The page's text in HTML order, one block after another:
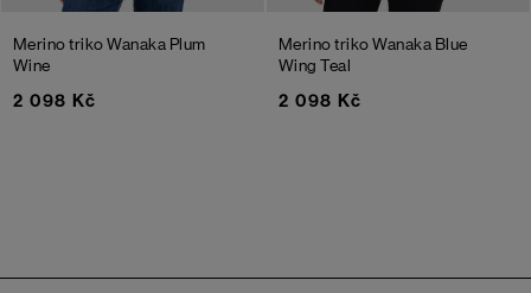
Merino triko Wanaka Plum
Wine
2 098 Kč
Merino triko Wanaka Blue
Wing Teal
2 098 Kč